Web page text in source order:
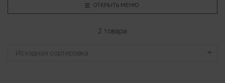
ОТКРЫТЬ МЕНЮ
2 товара
Исходная сортировка